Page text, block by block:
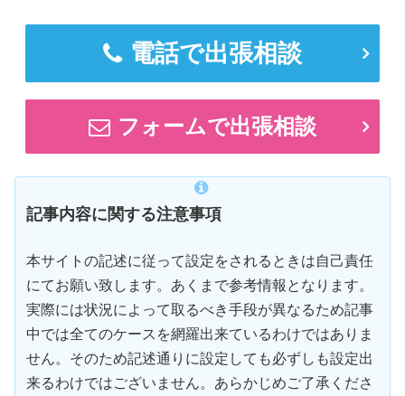
電話で出張相談
フォームで出張相談
記事内容に関する注意事項
本サイトの記述に従って設定をされるときは自己責任
にてお願い致します。あくまで参考情報となります。
実際には状況によって取るべき手段が異なるため記事
中では全てのケースを網羅出来ているわけではありま
せん。そのため記述通りに設定しても必ずしも設定出
来るわけではございません。あらかじめご了承くださ